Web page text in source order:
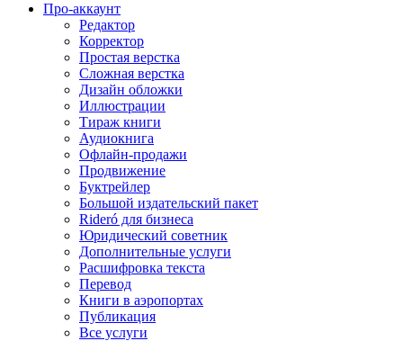
Про-аккаунт
Редактор
Корректор
Простая верстка
Сложная верстка
Дизайн обложки
Иллюстрации
Тираж книги
Аудиокнига
Офлайн-продажи
Продвижение
Буктрейлер
Большой издательский пакет
Rideró для бизнеса
Юридический советник
Дополнительные услуги
Расшифровка текста
Перевод
Книги в аэропортах
Публикация
Все услуги